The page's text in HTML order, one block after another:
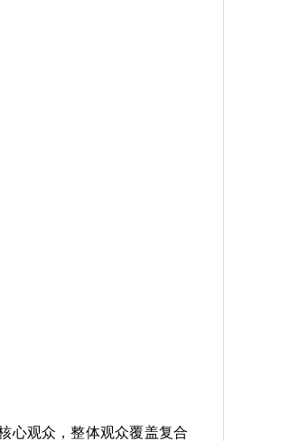
心观众，整体观众覆盖复合